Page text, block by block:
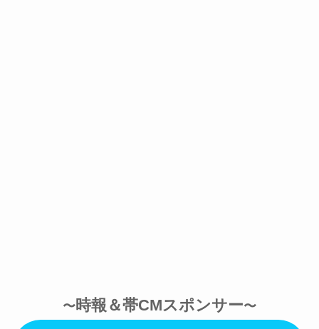
〜時報＆帯CMスポンサー〜